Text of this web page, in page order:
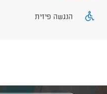
הנגשה פיזית